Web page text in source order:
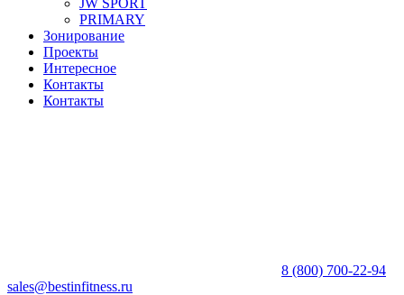
JW SPORT
PRIMARY
Зонирование
Проекты
Интересное
Контакты
Контакты
8 (800) 700-22-94
sales@bestinfitness.ru